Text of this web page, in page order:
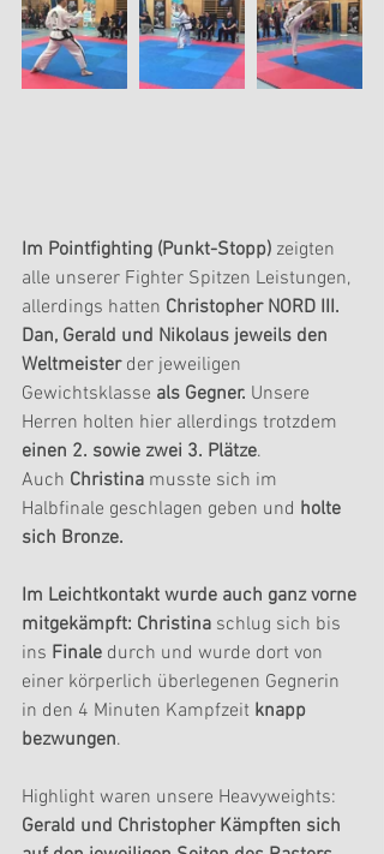
Im Pointfighting (Punkt-Stopp) zeigten
alle unserer Fighter Spitzen Leistungen,
allerdings hatten Christopher NORD III.
Dan, Gerald und Nikolaus jeweils den
Weltmeister der jeweiligen
Gewichtsklasse als Gegner. Unsere
Herren holten hier allerdings trotzdem
einen 2. sowie zwei 3. Plätze.
Auch Christina musste sich im
Halbfinale geschlagen geben und holte
sich Bronze.
Im Leichtkontakt wurde auch ganz vorne
mitgekämpft: Christina schlug sich bis
ins Finale durch und wurde dort von
einer körperlich überlegenen Gegnerin
in den 4 Minuten Kampfzeit knapp
bezwungen.
Highlight waren unsere Heavyweights:
Gerald und Christopher Kämpften sich